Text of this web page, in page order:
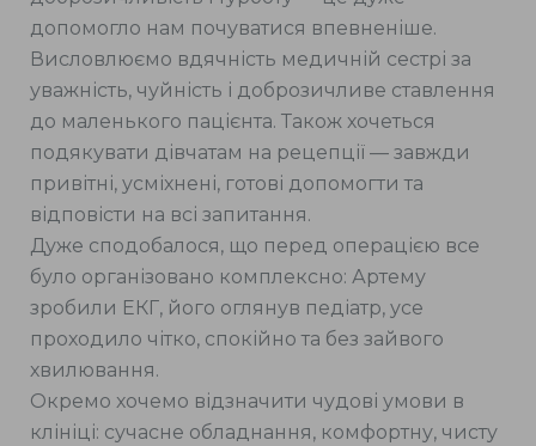
допомогло нам почуватися впевненіше.
Висловлюємо вдячність медичній сестрі за
уважність, чуйність і доброзичливе ставлення
до маленького пацієнта. Також хочеться
подякувати дівчатам на рецепції — завжди
привітні, усміхнені, готові допомогти та
відповісти на всі запитання.
Дуже сподобалося, що перед операцією все
було організовано комплексно: Артему
зробили ЕКГ, його оглянув педіатр, усе
проходило чітко, спокійно та без зайвого
хвилювання.
Окремо хочемо відзначити чудові умови в
клініці: сучасне обладнання, комфортну, чисту